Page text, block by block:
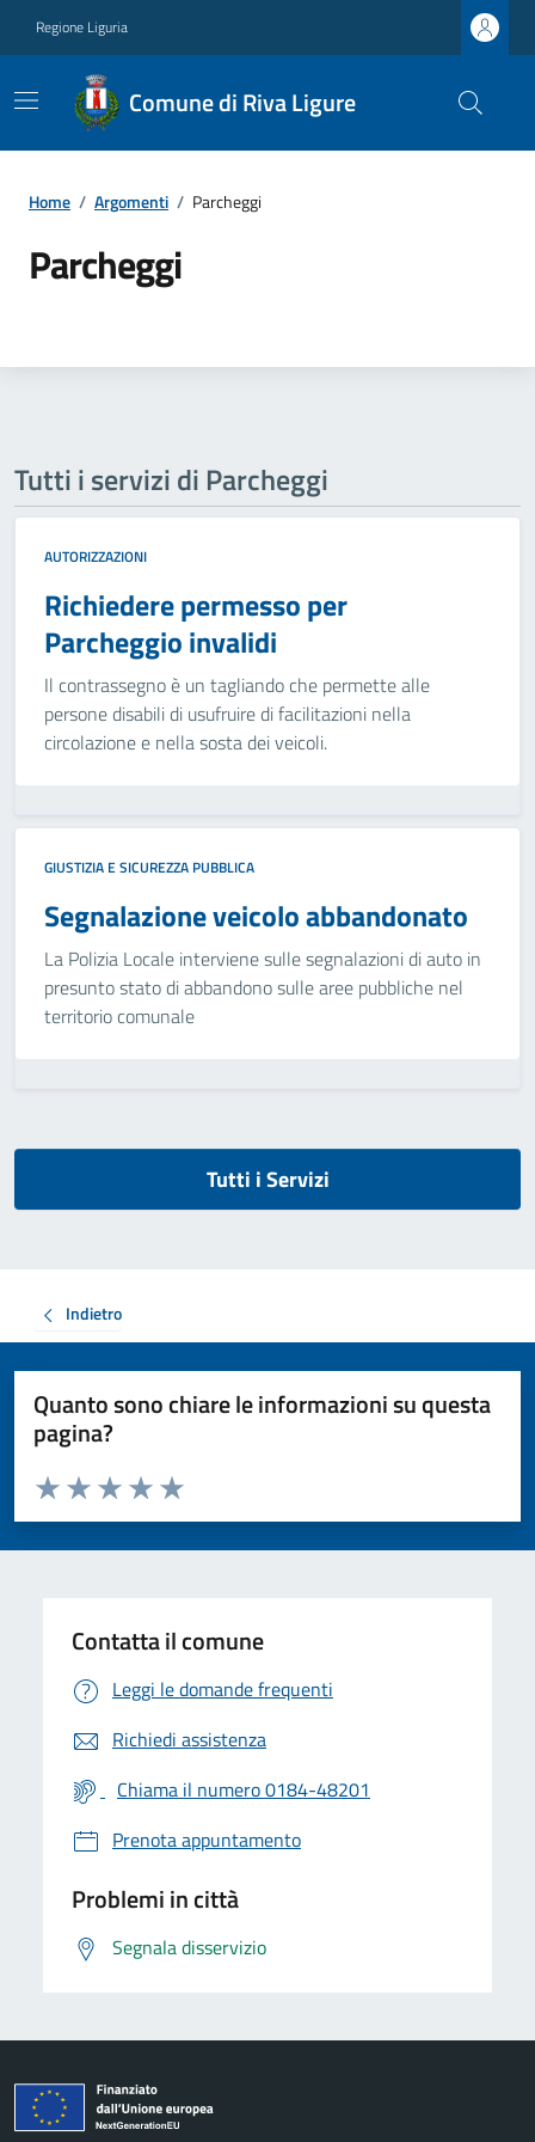
Regione Liguria
Comune di Riva Ligure
Home / Argomenti / Parcheggi
Parcheggi
Tutti i servizi di Parcheggi
AUTORIZZAZIONI
Richiedere permesso per
Parcheggio invalidi
Il contrassegno è un tagliando che permette alle
persone disabili di usufruire di facilitazioni nella
circolazione e nella sosta dei veicoli.
GIUSTIZIA E SICUREZZA PUBBLICA
Segnalazione veicolo abbandonato
La Polizia Locale interviene sulle segnalazioni di auto in
presunto stato di abbandono sulle aree pubbliche nel
territorio comunale
Tutti i Servizi
Indietro
Quanto sono chiare le informazioni su questa
pagina?
Valuta da 1 a 5 stelle la pagina
Valuta 5 stelle su 5
Valuta 4 stelle su 5
Valuta 3 stelle su 5
Valuta 2 stelle su 5
Valuta 1 stelle su 5
Contatta il comune
Leggi le domande frequenti
Richiedi assistenza
Chiama il numero 0184-48201
Prenota appuntamento
Problemi in città
Segnala disservizio